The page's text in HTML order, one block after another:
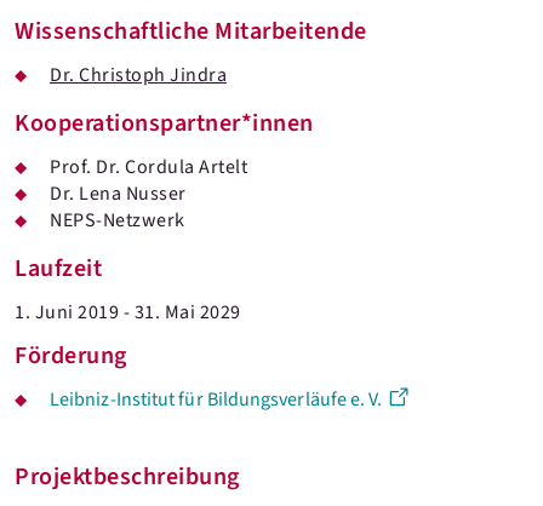
Wissenschaftliche Mitarbeitende
Dr. Christoph Jindra
Kooperationspartner*innen
Prof. Dr. Cordula Artelt
Dr. Lena Nusser
NEPS-Netzwerk
Laufzeit
1. Juni 2019 - 31. Mai 2029
Förderung
Leibniz-Institut für Bildungsverläufe e. V.
Projektbeschreibung